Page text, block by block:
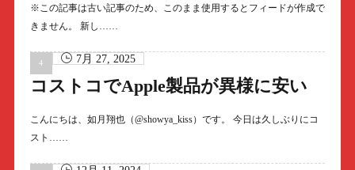
※この記事は古い記事のため、このまま使用するとフィードが作成で
きません。 新し……
7月 27, 2025
コストコでApple製品が異様に安い
こんにちは、如月翔也（@showya_kiss）です。 今日は久しぶりにコ
スト……